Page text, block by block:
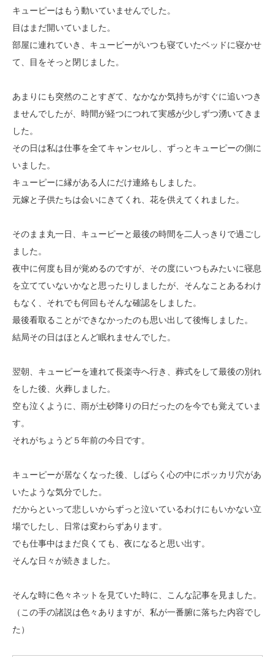
キューピーはもう動いていませんでした。
目はまだ開いていました。
部屋に連れていき、キューピーがいつも寝ていたベッドに寝かせ
て、目をそっと閉じました。
あまりにも突然のことすぎて、なかなか気持ちがすぐに追いつき
ませんでしたが、時間が経つにつれて実感が少しずつ湧いてきま
した。
その日は私は仕事を全てキャンセルし、ずっとキューピーの側に
いました。
キューピーに縁がある人にだけ連絡もしました。
元嫁と子供たちは会いにきてくれ、花を供えてくれました。
そのまま丸一日、キューピーと最後の時間を二人っきりで過ごし
ました。
夜中に何度も目が覚めるのですが、その度にいつもみたいに寝息
を立てていないかなと思ったりしましたが、そんなことあるわけ
もなく、それでも何回もそんな確認をしました。
最後看取ることができなかったのも思い出して後悔しました。
結局その日はほとんど眠れませんでした。
翌朝、キューピーを連れて長楽寺へ行き、葬式をして最後の別れ
をした後、火葬しました。
空も泣くように、雨が土砂降りの日だったのを今でも覚えていま
す。
それがちょうど５年前の今日です。
キューピーが居なくなった後、しばらく心の中にポッカリ穴があ
いたような気分でした。
だからといって悲しいからずっと泣いているわけにもいかない立
場でしたし、日常は変わらずあります。
でも仕事中はまだ良くても、夜になると思い出す。
そんな日々が続きました。
そんな時に色々ネットを見ていた時に、こんな記事を見ました。
（この手の諸説は色々ありますが、私が一番腑に落ちた内容でし
た）